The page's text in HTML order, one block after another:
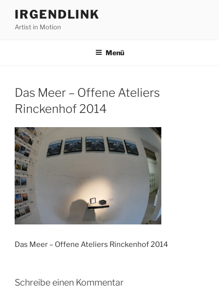
Inhalt
springen
IRGENDLINK
Artist in Motion
Menü
Das Meer – Offene Ateliers
Rinckenhof 2014
Das Meer – Offene Ateliers Rinckenhof 2014
Schreibe einen Kommentar